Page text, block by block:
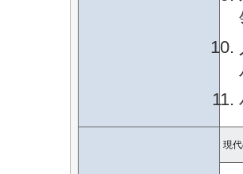
現